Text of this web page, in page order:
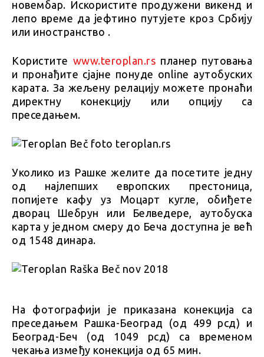
новембар. Искористите продужени викенд и
лепо време да јефтино путујете кроз Србију
или иностранство .
Користите www.teroplan.rs планер путовања
и пронађите сјајне понуде online аутобуских
карата. За жељену релацију можете пронаћи
директну конекцију или опцију са
преседањем.
Уколико из Рашке желите да посетите једну
од најлепших европских престоница,
попијете кафу уз Моцарт кугле, обиђете
дворац Шебрун или Белведере, аутобуска
карта у једном смеру до Беча доступна је већ
од 1548 динара.
На фотографији је приказана конекција са
преседањем Рашка-Београд (од 499 рсд) и
Београд-Беч (од 1049 рсд) са временом
чекања између конекција од 65 мин.